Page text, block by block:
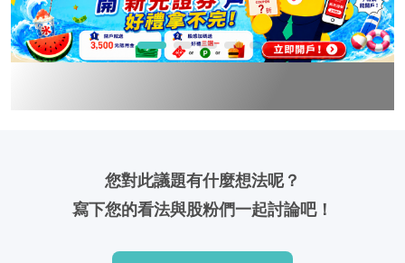
您對此議題有什麼想法呢？
寫下您的看法與股粉們一起討論吧！